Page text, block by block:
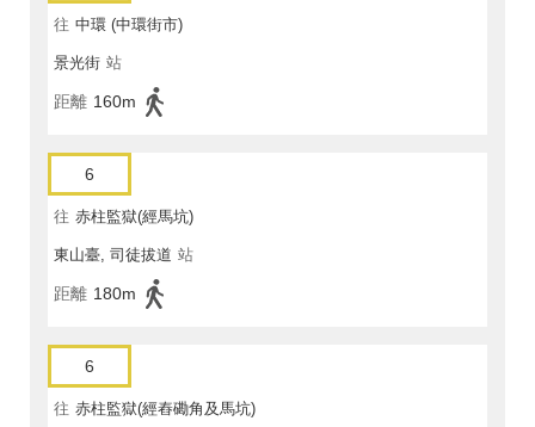
往 中環 (中環街市)
景光街 站
距離 160m
6
往 赤柱監獄(經馬坑)
東山臺, 司徒拔道 站
距離 180m
6
往 赤柱監獄(經舂磡角及馬坑)